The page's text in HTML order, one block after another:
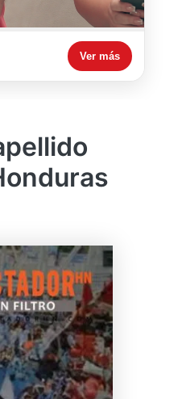
Ver más